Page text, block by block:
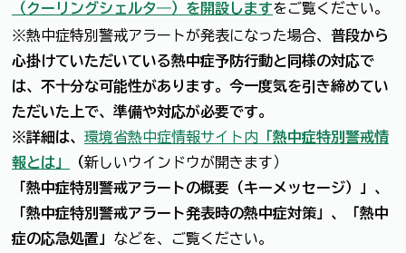
（クーリングシェルタ―）を開設しますをご覧ください。
※熱中症特別警戒アラートが発表になった場合、 普段から
心掛けていただいている熱中症予防行動と同様の対応で
は、不十分な可能性があります。今一度気を引き締めてい
ただいた上で、準備や対応が必要です。
※詳細は、 環境省熱中症情報サイト内 「熱中症特別警戒情
報とは」
（新しいウインドウが開きます）
「熱中症特別警戒アラートの概要（キーメッセージ）」、
「熱中症特別警戒アラート発表時の熱中症対策」、「熱中
症の応急処置」 などを、ご覧ください。